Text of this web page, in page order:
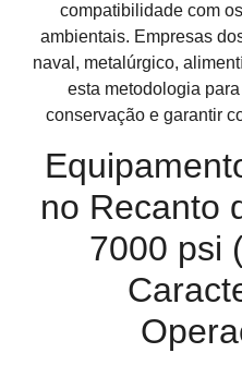
compatibilidade com
ambientais. Empresas
naval, metalúrgico,
esta metodologia
conservação e garantir
no Recanto
7000 psi